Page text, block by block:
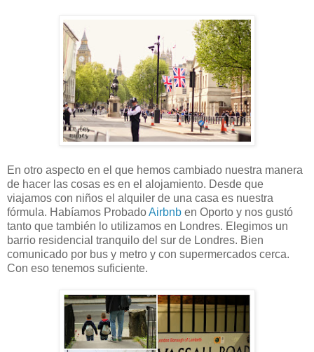
En otro aspecto en el que hemos cambiado nuestra manera
de hacer las cosas es en el alojamiento. Desde que
viajamos con niños el alquiler de una casa es nuestra
fórmula. Habíamos ProbadoAirbnb en Oporto y nos gustó
tanto que también lo utilizamos en Londres. Elegimos un
barrio residencial tranquilo del sur de Londres. Bien
comunicado por bus y metro y con supermercados cerca.
Con eso tenemos suficiente.